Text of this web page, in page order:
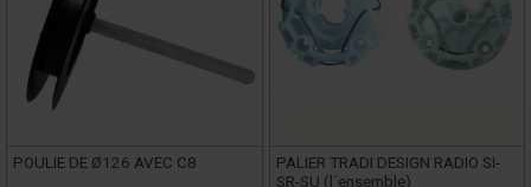
POULIE DE Ø126 AVEC C8
PALIER TRADI DESIGN RADIO SI-
SR-SU (l´ensemble)